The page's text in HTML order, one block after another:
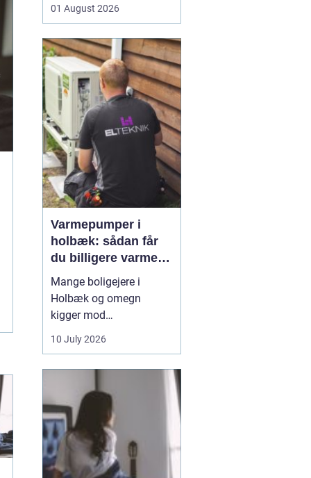
pludselig ændrer sig, kan
hænder opstå fra den
ene dag til den anden.
Sygdom, ferie, akutte
indskrivninger eller
komplekse borgersager
presser d...
01 August 2026
Varmepumper i
holbæk: sådan får
du billigere varme
og bedre indeklima
Mange boligejere i
Holbæk og omegn
kigger mod
varmepumper for at
sænke varmeregningen
varmepumpe udnytter
energien i luften udenfor
og omdanner den til
varme inde i huset. Det
er en enkel løsning, som
10 July 2026